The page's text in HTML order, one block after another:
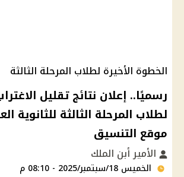
الخطوة الأخيرة لطلاب المرحلة الثالثة
لطلاب المرحلة الثالثة للثانوية
موقع التنسيق
الأمير أبن الملك
الخميس 18/سبتمبر/2025 - 08:10 م